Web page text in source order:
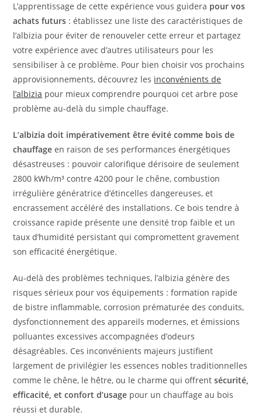
L’apprentissage de cette expérience vous guidera pour vos
achats futurs : établissez une liste des caractéristiques de
l’albizia pour éviter de renouveler cette erreur et partagez
votre expérience avec d’autres utilisateurs pour les
sensibiliser à ce problème. Pour bien choisir vos prochains
approvisionnements, découvrez les inconvénients de
l’albizia pour mieux comprendre pourquoi cet arbre pose
problème au-delà du simple chauffage.
L’albizia doit impérativement être évité comme bois de
chauffage en raison de ses performances énergétiques
désastreuses : pouvoir calorifique dérisoire de seulement
2800 kWh/m³ contre 4200 pour le chêne, combustion
irrégulière génératrice d’étincelles dangereuses, et
encrassement accéléré des installations. Ce bois tendre à
croissance rapide présente une densité trop faible et un
taux d’humidité persistant qui compromettent gravement
son efficacité énergétique.
Au-delà des problèmes techniques, l’albizia génère des
risques sérieux pour vos équipements : formation rapide
de bistre inflammable, corrosion prématurée des conduits,
dysfonctionnement des appareils modernes, et émissions
polluantes excessives accompagnées d’odeurs
désagréables. Ces inconvénients majeurs justifient
largement de privilégier les essences nobles traditionnelles
comme le chêne, le hêtre, ou le charme qui offrentsécurité,
efficacité, et confort d’usage pour un chauffage au bois
réussi et durable.